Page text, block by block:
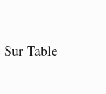
Sur Table